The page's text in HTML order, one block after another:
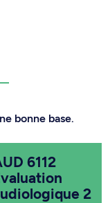
bonne base.
6112
2